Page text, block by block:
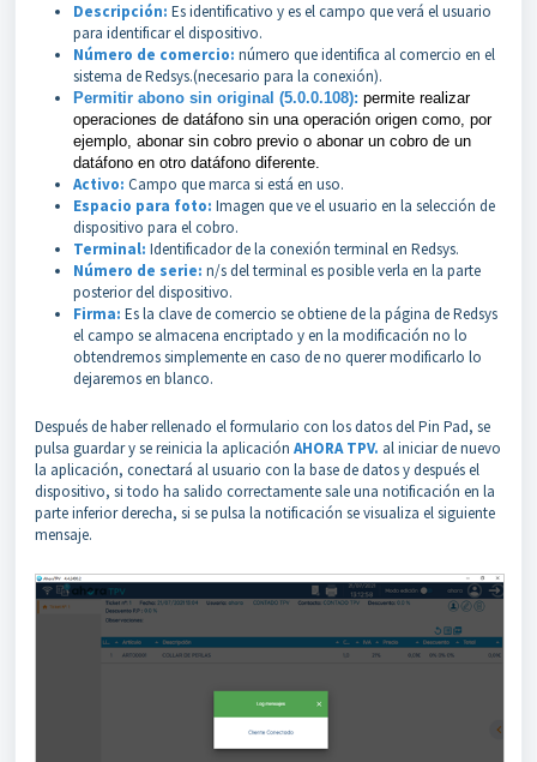
Descripción: Es identificativo y es el campo que verá el usuario
para identificar el dispositivo.
Número de comercio: número que identifica al comercio en el
sistema de Redsys.(necesario para la conexión).
Permitir abono sin original (5.0.0.108): permite realizar
operaciones de datáfono sin una operación origen como, por
ejemplo, abonar sin cobro previo o abonar un cobro de un
datáfono en otro datáfono diferente.
Activo: Campo que marca si está en uso.
Espacio para foto: Imagen que ve el usuario en la selección de
dispositivo para el cobro.
Terminal: Identificador de la conexión terminal en Redsys.
Número de serie: n/s del terminal es posible verla en la parte
posterior del dispositivo.
Firma: Es la clave de comercio se obtiene de la página de Redsys
el campo se almacena encriptado y en la modificación no lo
obtendremos simplemente en caso de no querer modificarlo lo
dejaremos en blanco.
Después de haber rellenado el formulario con los datos del Pin Pad, se
pulsa guardar y se reinicia la aplicación AHORA TPV. al iniciar de nuevo
la aplicación, conectará al usuario con la base de datos y después el
dispositivo, si todo ha salido correctamente sale una notificación en la
parte inferior derecha, si se pulsa la notificación se visualiza el siguiente
mensaje.